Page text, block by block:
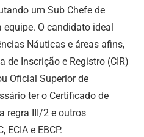
um Sub Chefe de
O candidato ideal
Náuticas e áreas afins,
de Inscrição e Registro (CIR)
Oficial Superior de
ter o Certificado de
regra III/2 e outros
ECIA e EBCP.